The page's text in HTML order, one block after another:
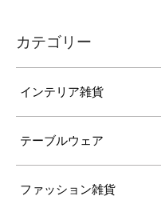
カテゴリー
インテリア雑貨
テーブルウェア
ファッション雑貨